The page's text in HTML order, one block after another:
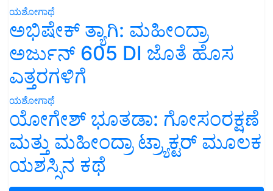
ಯಶೋಗಾಥೆ
ಅಭಿಷೇಕ್ ತ್ಯಾಗಿ: ಮಹೀಂದ್ರಾ
ಅರ್ಜುನ್ 605 DI ಜೊತೆ ಹೊಸ
ಎತ್ತರಗಳಿಗೆ
ಯಶೋಗಾಥೆ
ಯೋಗೇಶ್ ಭೂತಡಾ: ಗೋಸಂರಕ್ಷಣೆ
ಮತ್ತು ಮಹೀಂದ್ರಾ ಟ್ರ್ಯಾಕ್ಟರ್ ಮೂಲಕ
ಯಶಸ್ಸಿನ ಕಥೆ